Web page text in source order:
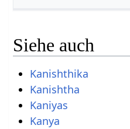
Siehe auch
Kanishthika
Kanishtha
Kaniyas
Kanya